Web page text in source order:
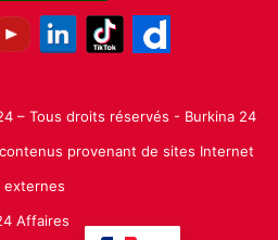
– Tous droits réservés - Burkina 24
provenant de sites Internet
externes
Affaires